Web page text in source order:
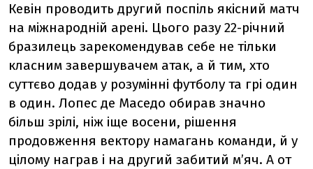
Кевін проводить другий поспіль якісний матч
на міжнародній арені. Цього разу 22-річний
бразилець зарекомендував себе не тільки
класним завершувачем атак, а й тим, хто
суттєво додав у розумінні футболу та грі один
в один. Лопес де Маседо обирав значно
більш зрілі, ніж іще восени, рішення
продовження вектору намагань команди, й у
цілому награв і на другий забитий м’яч. А от